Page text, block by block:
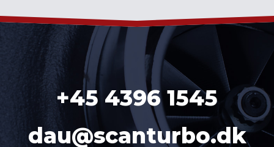
+45 4396 1545
dau@scanturbo.dk